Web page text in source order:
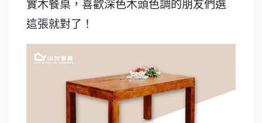
實木餐桌，喜歡深色木頭色調的朋友們選
這張就對了！